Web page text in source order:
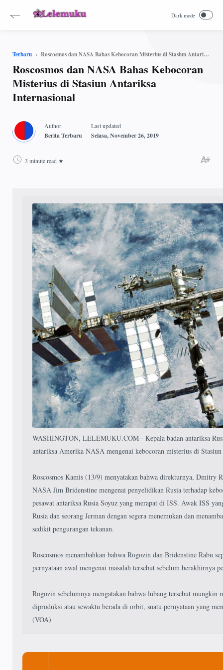
Terbaru Roscosmos dan NASA Bahas Kebocoran Misterius di Stasiun Antariksa Internasional
Roscosmos dan NASA Bahas Kebocoran
Misterius di Stasiun Antariksa
Internasional
3 minute read
WASHINGTON, LELEMUKU.COM - Kepala badan antariksa
antariksa Amerika NASA mengenai kebocoran misterius di
Roscosmos Kamis (13/9) menyatakan bahwa direkturnya, Dmitry
NASA Jim Bridenstine mengenai penyelidikan Rusia terhadap
pesawat antariksa Rusia Soyuz yang merapat di ISS. Awak ISS
Rusia dan seorang Jerman dengan segera menemukan dan
sedikit pengurangan tekanan.
Roscosmos menambahkan bahwa Rogozin dan Bridenstine Rabu
pernyataan awal mengenai masalah tersebut sebelum berakhirnya
Rogozin sebelumnya mengatakan bahwa lubang tersebut mungkin
diproduksi atau sewaktu berada di orbit, suatu pernyataan yang
(VOA)